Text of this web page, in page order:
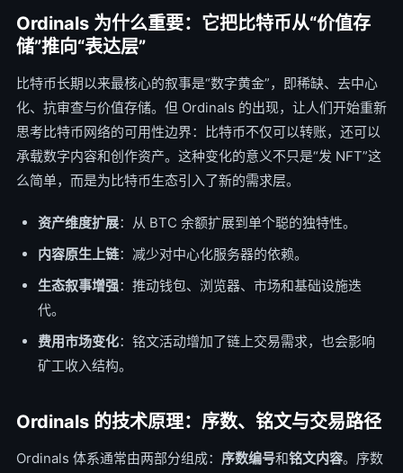
Ordinals 为什么重要：它把比特币从“价值存
储”推向“表达层”
比特币长期以来最核心的叙事是“数字黄金”，即稀缺、去中心
化、抗审查与价值存储。但 Ordinals 的出现，让人们开始重新
思考比特币网络的可用性边界：比特币不仅可以转账，还可以
承载数字内容和创作资产。这种变化的意义不只是“发 NFT”这
么简单，而是为比特币生态引入了新的需求层。
资产维度扩展：从 BTC 余额扩展到单个聪的独特性。
内容原生上链：减少对中心化服务器的依赖。
生态叙事增强：推动钱包、浏览器、市场和基础设施迭
代。
费用市场变化：铭文活动增加了链上交易需求，也会影响
矿工收入结构。
Ordinals 的技术原理：序数、铭文与交易路径
Ordinals 体系通常由两部分组成： 序数编号和铭文内容。序数